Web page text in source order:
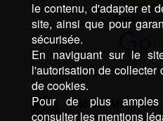
Basée sur
Michel Arnaud
il y a 2 ans
le contenu, d'adapter et
site, ainsi que pour
sécurisée.
En naviguant sur le
l'autorisation de
de cookies.
Pour de plus amples
consulter les mentions